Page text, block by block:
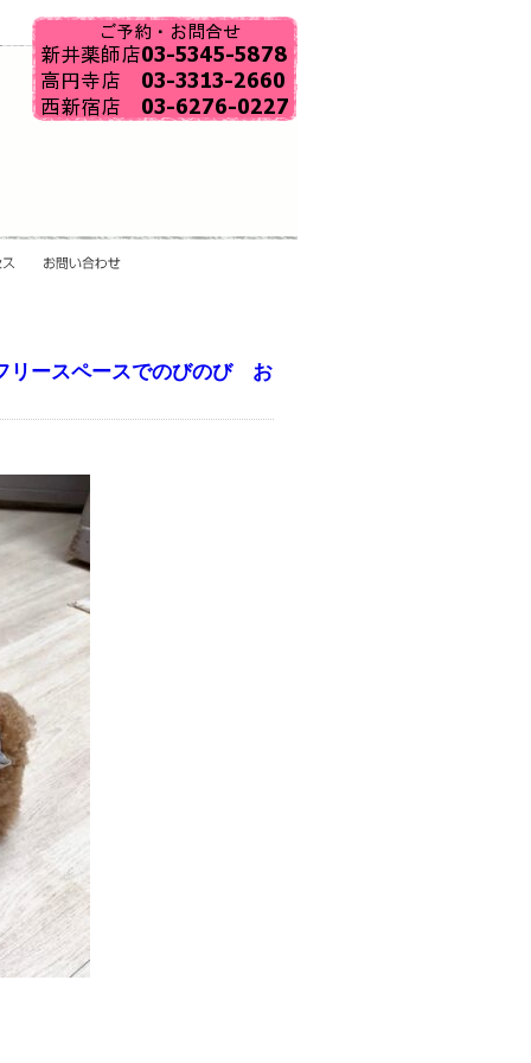
ースペースでのびのび お